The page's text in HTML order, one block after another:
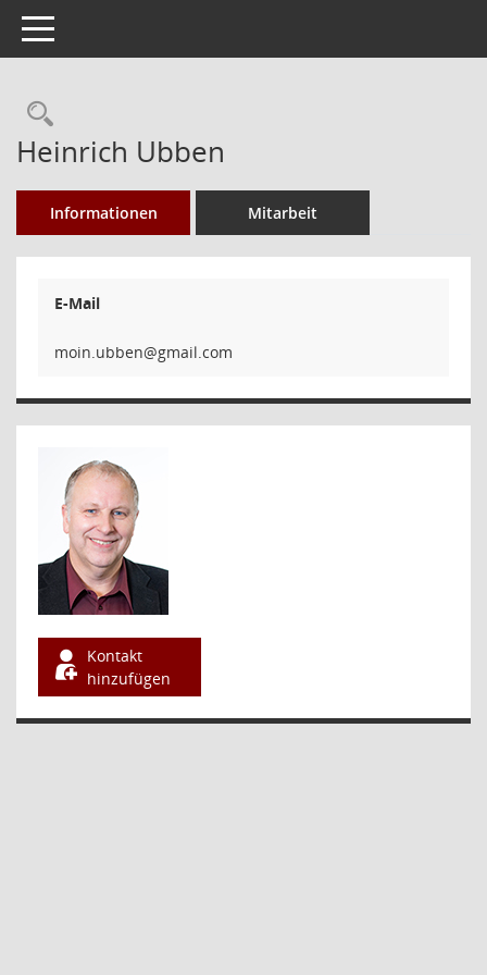
Toggle navigation
Rechercheauswahl
Heinrich Ubben
Informationen Mitarbeit
E-Mail
nebbu
Kontakt
hinzufügen